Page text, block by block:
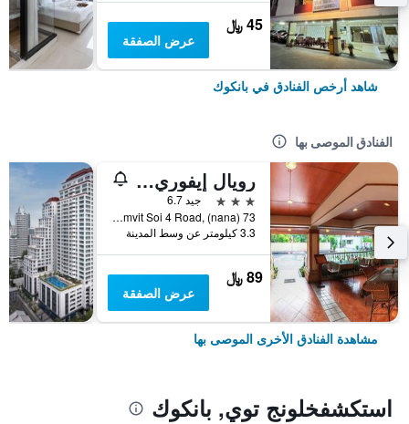
45 ﷼
عرض الصفقة
شاهد أرخص الفنادق في بانكوك
الفنادق الموصى بها
رويال إيفوري سوكومفيت نانا
3 نجوم
جيد 6.7
73 Sukhumvit Soi 4 Road, (nana), بانكوك, تايلاند
3.3 كيلومتر عن وسط المدينة
89 ﷼
عرض الصفقة
مشاهدة الفنادق الأخرى الموصى بها
استكشفخلونج توي, بانكوك